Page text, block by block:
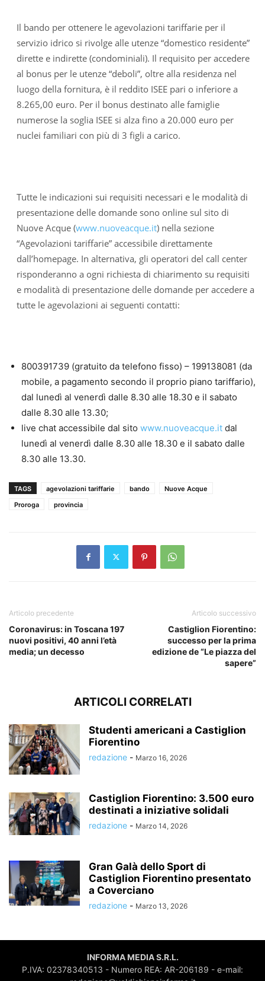
Il bando per ottenere le agevolazioni tariffarie per il
servizio idrico si rivolge alle utenze “domestico residente”
dirette e indirette (condominiali). Il requisito per accedere
al bonus per le utenze “deboli”, oltre alla residenza nel
luogo della fornitura, è il reddito ISEE pari o inferiore a
8.265,00 euro. Per il bonus destinato alle famiglie
numerose la soglia ISEE si alza fino a 20.000 euro per
nuclei familiari con più di 3 figli a carico.
Tutte le indicazioni sui requisiti necessari e le modalità di
presentazione delle domande sono online sul sito di
Nuove Acque (www.nuoveacque.it) nella sezione
“Agevolazioni tariffarie” accessibile direttamente
dall’homepage. In alternativa, gli operatori del call center
risponderanno a ogni richiesta di chiarimento su requisiti
e modalità di presentazione delle domande per accedere a
tutte le agevolazioni ai seguenti contatti:
800391739 (gratuito da telefono fisso) – 199138081 (da
mobile, a pagamento secondo il proprio piano tariffario),
dal lunedì al venerdì dalle 8.30 alle 18.30 e il sabato
dalle 8.30 alle 13.30;
live chat accessibile dal sito www.nuoveacque.it dal
lunedì al venerdì dalle 8.30 alle 18.30 e il sabato dalle
8.30 alle 13.30.
TAGS agevolazioni tariffarie bando
Nuove Acque
Proroga
provincia
Articolo precedente
Coronavirus: in Toscana 197
nuovi positivi, 40 anni l’età
media; un decesso
Articolo successivo
Castiglion Fiorentino:
successo per la prima
edizione de “Le piazza del
sapere”
ARTICOLI CORRELATI
Studenti americani a Castiglion
Fiorentino
redazione - Marzo 16, 2026
Castiglion Fiorentino: 3.500 euro
destinati a iniziative solidali
redazione - Marzo 14, 2026
Gran Galà dello Sport di
Castiglion Fiorentino presentato
a Coverciano
redazione - Marzo 13, 2026
INFORMA MEDIA S.R.L.
P.IVA: 02378340513 - Numero REA: AR-206189 - e-mail: